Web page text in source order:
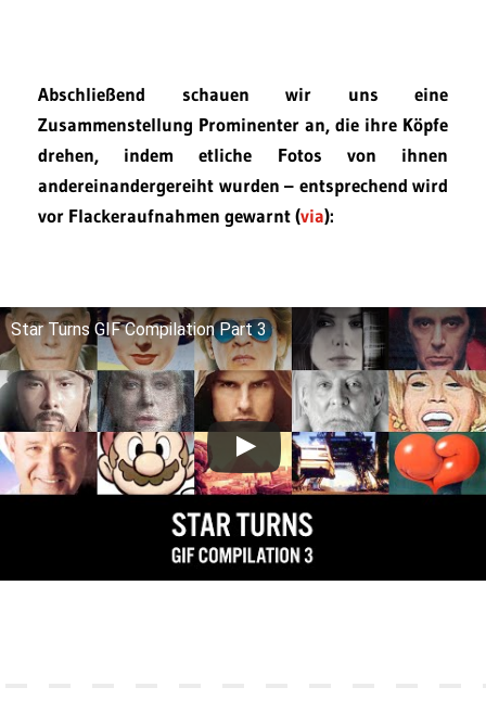
Abschließend schauen wir uns eine
Zusammenstellung Prominenter an, die ihre Köpfe
drehen, indem etliche Fotos von ihnen
andereinandergereiht wurden – entsprechend wird
vor Flackeraufnahmen gewarnt (via):
Star Turns GIF Compilation Part 3